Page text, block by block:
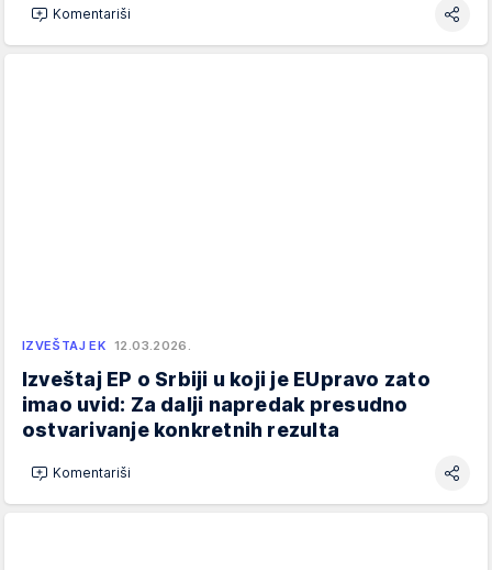
Komentariši
IZVEŠTAJ EK 12.03.2026.
Izveštaj EP o Srbiji u koji je EUpravo zato
imao uvid: Za dalji napredak presudno
ostvarivanje konkretnih rezulta
Komentariši